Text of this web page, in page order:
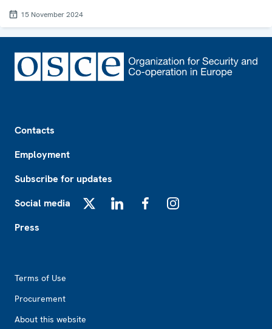
15 November 2024
Contacts
Employment
Subscribe for updates
Social media
Press
Terms of Use
Procurement
About this website